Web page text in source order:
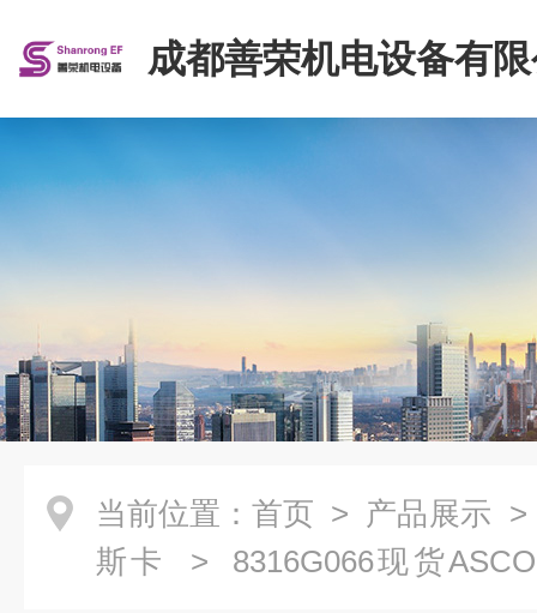
成都善荣机电设备有
当前位置： 首页 > 产品展示
斯卡
> 8316G066现货